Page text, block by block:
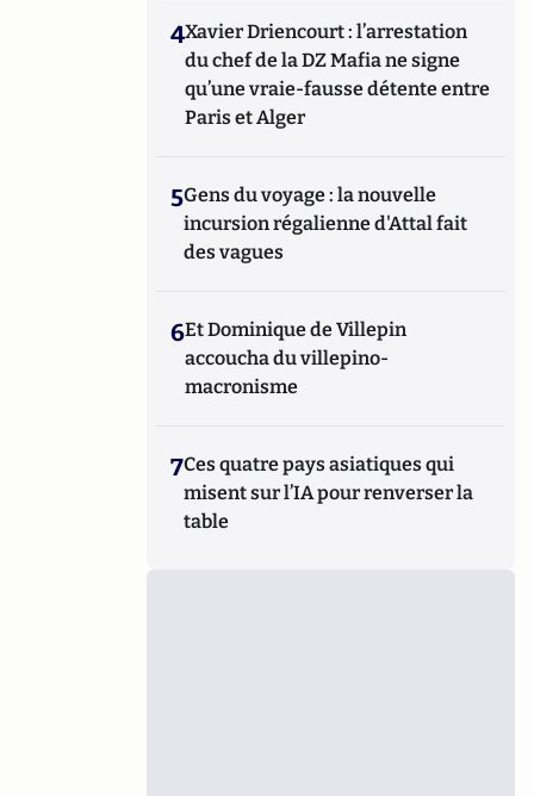
4Xavier Driencourt : l’arrestation
du chef de la DZ Mafia ne signe
qu’une vraie-fausse détente entre
Paris et Alger
5Gens du voyage : la nouvelle
incursion régalienne d'Attal fait
des vagues
6Et Dominique de Villepin
accoucha du villepino-
macronisme
7Ces quatre pays asiatiques qui
misent sur l’IA pour renverser la
table